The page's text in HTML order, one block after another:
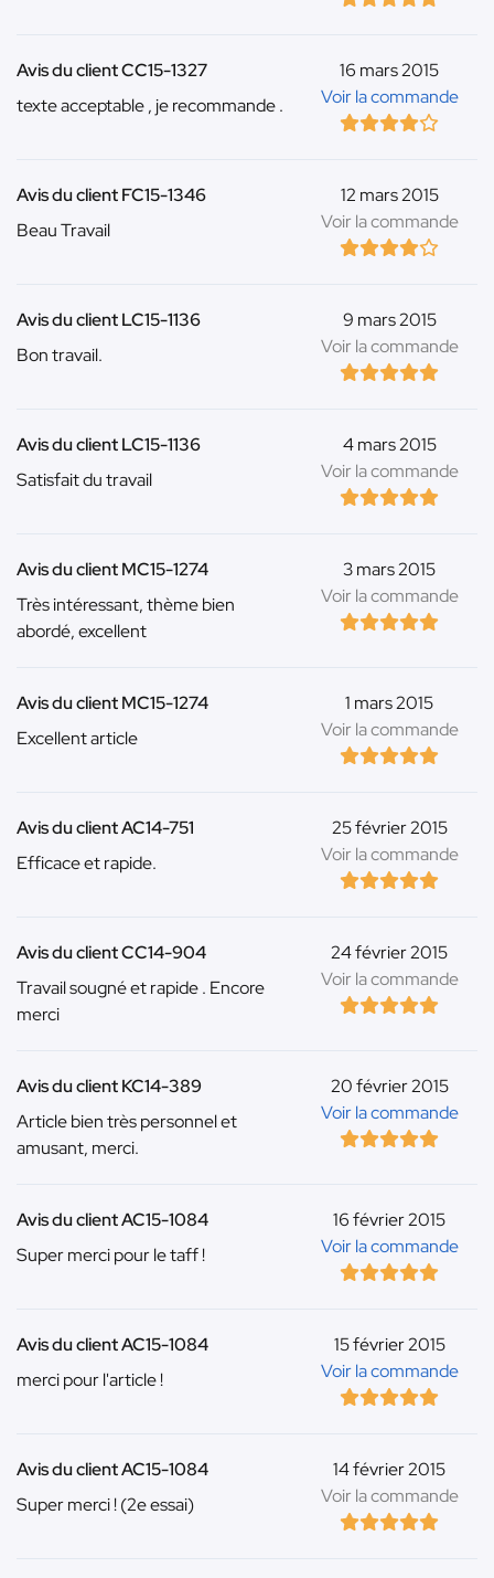
16 mars 2015
Voir la commande
Avis du client CC15-1327
texte acceptable , je recommande .
12 mars 2015
Voir la commande
Avis du client FC15-1346
Beau Travail
9 mars 2015
Voir la commande
Avis du client LC15-1136
Bon travail.
4 mars 2015
Voir la commande
Avis du client LC15-1136
Satisfait du travail
3 mars 2015
Voir la commande
Avis du client MC15-1274
Très intéressant, thème bien
abordé, excellent
1 mars 2015
Voir la commande
Avis du client MC15-1274
Excellent article
25 février 2015
Voir la commande
Avis du client AC14-751
Efficace et rapide.
24 février 2015
Voir la commande
Avis du client CC14-904
Travail sougné et rapide . Encore
merci
20 février 2015
Voir la commande
Avis du client KC14-389
Article bien très personnel et
amusant, merci.
16 février 2015
Voir la commande
Avis du client AC15-1084
Super merci pour le taff !
15 février 2015
Voir la commande
Avis du client AC15-1084
merci pour l'article !
14 février 2015
Voir la commande
Avis du client AC15-1084
Super merci ! (2e essai)